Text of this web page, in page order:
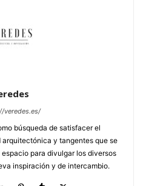
veredes.es/
búsqueda de satisfacer el
y tangentes que se
para divulgar los diversos
inspiración y de intercambio.